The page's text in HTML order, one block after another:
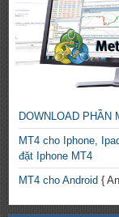
DOWNLOAD PHẦN
MT4 cho Iphone,
đặt Iphone MT4
MT4 cho Android {